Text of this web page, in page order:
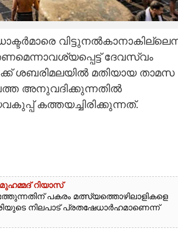
ദേവസ്വം
ശബരിമലയിൽ മതിയായ താമസ
അനുവദിക്കുന്നതിൽ
കത്തയച്ചിരിക്കുന്നത്.
റിയാസ്
പകരം മത്സ്യത്തൊഴിലാളികളെ
നിലപാട് പ്രതഷേധാർഹമാണെന്ന്